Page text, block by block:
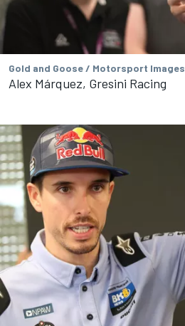
Gold and Goose / Motorsport Images
Alex Márquez, Gresini Racing